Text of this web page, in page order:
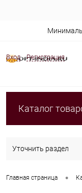
Вход Регистрация
Каталог
Уточнить раздел
Главная страница •